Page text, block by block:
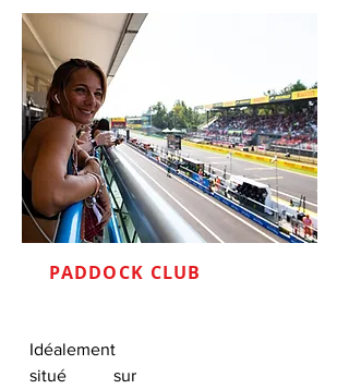
PADDOCK CLUB
Idéalement
situé sur